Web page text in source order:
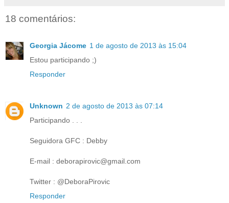
18 comentários:
Georgia Jácome 1 de agosto de 2013 às 15:04
Estou participando ;)
Responder
Unknown 2 de agosto de 2013 às 07:14
Participando . . .
Seguidora GFC : Debby
E-mail : deborapirovic@gmail.com
Twitter : @DeboraPirovic
Responder